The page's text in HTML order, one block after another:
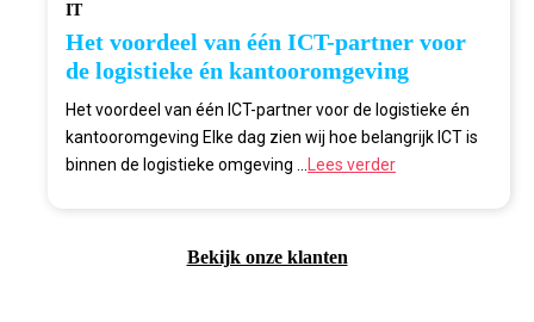
IT
Het voordeel van één ICT-partner voor
de logistieke én kantooromgeving
Het voordeel van één ICT-partner voor de logistieke én
kantooromgeving Elke dag zien wij hoe belangrijk ICT is
binnen de logistieke omgeving ...Lees verder
Bekijk onze klanten